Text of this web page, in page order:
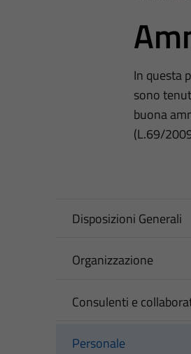
In questa
sono
buona
(L.69/
Disposizioni Generali
Organizzazione
Consulenti e
Personale